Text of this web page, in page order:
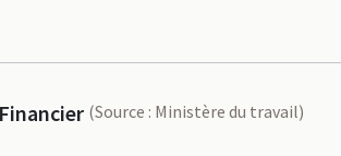
(Source : Ministère du travail)